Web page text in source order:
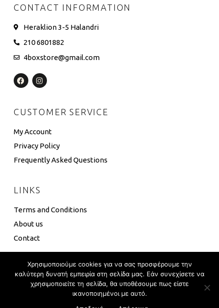
CONTACT INFORMATION
Heraklion 3-5 Halandri
210 6801882
4boxstore@gmail.com
CUSTOMER SERVICE
My Account
Privacy Policy
Frequently Asked Questions
LINKS
Terms and Conditions
About us
Contact
4 Box © Eshop Development Global Touch
Χρησιμοποιούμε cookies για να σας προσφέρουμε την
καλύτερη δυνατή εμπειρία στη σελίδα μας. Εάν συνεχίσετε να
χρησιμοποιείτε τη σελίδα, θα υποθέσουμε πως είστε
ικανοποιημένοι με αυτό.